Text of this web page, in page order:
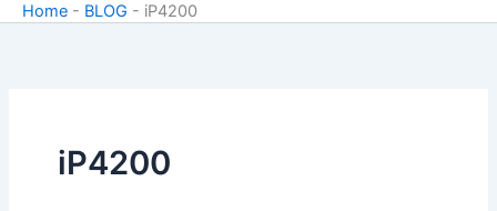
Home - BLOG - iP4200
iP4200